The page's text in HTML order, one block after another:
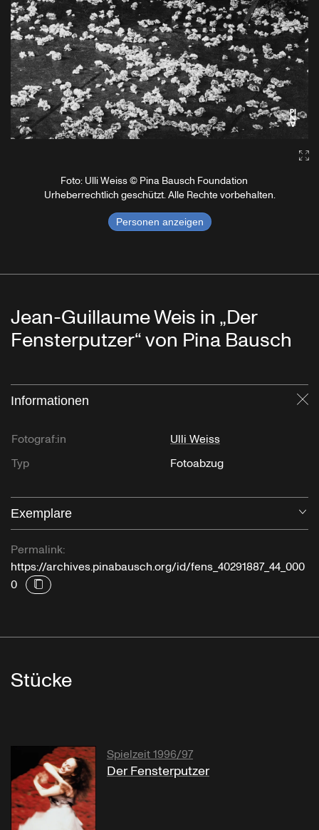
Foto: Ulli Weiss © Pina Bausch Foundation
Urheberrechtlich geschützt. Alle Rechte vorbehalten.
Personen anzeigen
Jean-Guillaume Weis in „Der
Fensterputzer“ von Pina Bausch
Informationen
Fotograf:in
Ulli Weiss
Typ
Fotoabzug
Exemplare
Permalink:
https://archives.pinabausch.org/id/fens_40291887_44_000
0
Stücke
Spielzeit 1996/97
Der Fensterputzer